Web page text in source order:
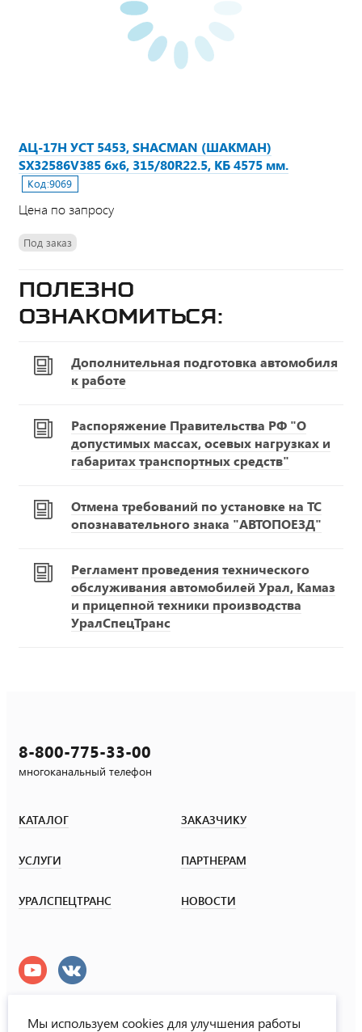
АЦ-17Н УСТ 5453, SHACMAN (ШАКМАН)
SX32586V385 6х6, 315/80R22.5, КБ 4575 мм.
Код:9069
Цена по запросу
Под заказ
Полезно
ознакомиться:
Дополнительная подготовка автомобиля
к работе
Распоряжение Правительства РФ "О
допустимых массах, осевых нагрузках и
габаритах транспортных средств"
Отмена требований по установке на ТС
опознавательного знака "АВТОПОЕЗД"
Регламент проведения технического
обслуживания автомобилей Урал, Камаз
и прицепной техники производства
УралСпецТранс
8-800-775-33-00
многоканальный телефон
КАТАЛОГ ЗАКАЗЧИКУ
УСЛУГИ ПАРТНЕРАМ
УРАЛСПЕЦТРАНС НОВОСТИ
Мы используем cookies для улучшения работы